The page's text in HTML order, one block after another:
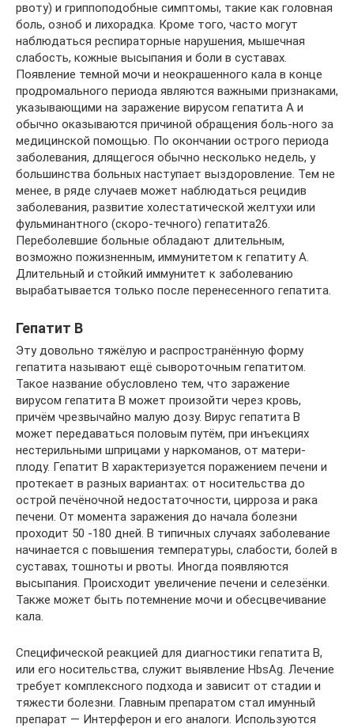
рвоту) и гриппоподобные симптомы, такие как головная
боль, озноб и лихорадка. Кроме того, часто могут
наблюдаться респираторные нарушения, мышечная
слабость, кожные высыпания и боли в суставах.
Появление темной мочи и неокрашенного кала в конце
продромального периода являются важными признаками,
указывающими на заражение вирусом гепатита А и
обычно оказываются причиной обращения боль-ного за
медицинской помощью. По окончании острого периода
заболевания, длящегося обычно несколько недель, у
большинства больных наступает выздоровление. Тем не
менее, в ряде случаев может наблюдаться рецидив
заболевания, развитие холестатической желтухи или
фульминантного (скоро-течного) гепатита26.
Переболевшие больные обладают длительным,
возможно пожизненным, иммунитетом к гепатиту А.
Длительный и стойкий иммунитет к заболеванию
вырабатывается только после перенесенного гепатита.
Гепатит В
Эту довольно тяжёлую и распространённую форму
гепатита называют ещё сывороточным гепатитом.
Такое название обусловлено тем, что заражение
вирусом гепатита В может произойти через кровь,
причём чрезвычайно малую дозу. Вирус гепатита В
может передаваться половым путём, при инъекциях
нестерильными шприцами у наркоманов, от матери-
плоду. Гепатит В характеризуется поражением печени и
протекает в разных вариантах: от носительства до
острой печёночной недостаточности, цирроза и рака
печени. От момента заражения до начала болезни
проходит 50 -180 дней. В типичных случаях заболевание
начинается с повышения температуры, слабости, болей в
суставах, тошноты и рвоты. Иногда появляются
высыпания. Происходит увеличение печени и селезёнки.
Также может быть потемнение мочи и обесцвечивание
кала.
Специфической реакцией для диагностики гепатита В,
или его носительства, служит выявление HbsAg. Лечение
требует комплексного подхода и зависит от стадии и
тяжести болезни. Главным препаратом стал имунный
препарат — Интерферон и его аналоги. Используются